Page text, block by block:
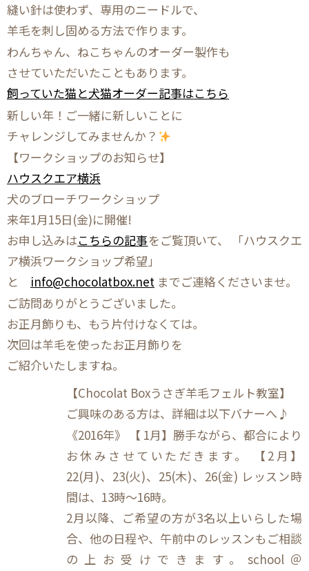
縫い針は使わず、専用のニードルで、
羊毛を刺し固める方法で作ります。
わんちゃん、ねこちゃんのオーダー製作も
させていただいたこともあります。
飼っていた猫と犬猫オーダー記事はこちら
新しい年！ご一緒に新しいことに
チャレンジしてみませんか？
【ワークショップのお知らせ】
ハウスクエア横浜
犬のブローチワークショップ
来年1月15日(金)に開催!
お申し込みはこちらの記事をご覧頂いて、 「ハウスクエ
ア横浜ワークショップ希望」
と info@chocolatbox.net までご連絡くださいませ。
ご訪問ありがとうございました。
お正月飾りも、もう片付けなくては。
次回は羊毛を使ったお正月飾りを
ご紹介いたしますね。
【Chocolat Boxうさぎ羊毛フェルト教室】
ご興味のある方は、詳細は以下バナーへ♪
《2016年》 【 1月】勝手ながら、都合により
お休みさせていただきます。 【2月】
22(月)、23(火)、25(木)、26(金) レッスン時
間は、13時～16時。
2月以降、ご希望の方が3名以上いらした場
合、他の日程や、午前中のレッスンもご相談
の上お受けできます。school＠